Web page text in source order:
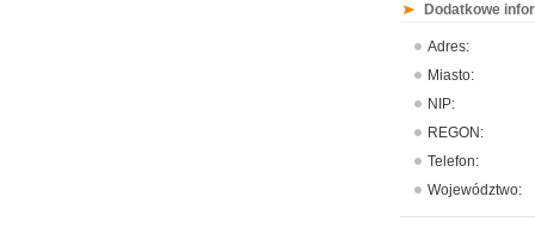
Dodatkowe
Adres:
Miasto:
NIP:
REGON:
Telefon:
Województwo: